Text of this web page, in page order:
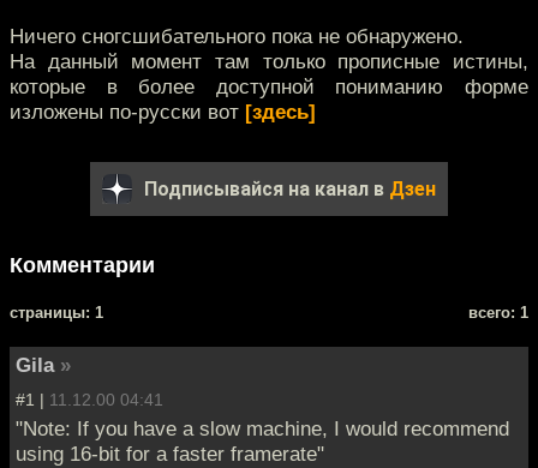
Ничего сногсшибательного пока не обнаружено.
На данный момент там только прописные истины,
которые в более доступной пониманию форме
изложены по-русски вот [здесь]
Подписывайся на канал в Дзен
Комментарии
cтраницы: 1 всего: 1
Gila »
#1 | 11.12.00 04:41
"Note: If you have a slow machine, I would recommend
using 16-bit for a faster framerate"